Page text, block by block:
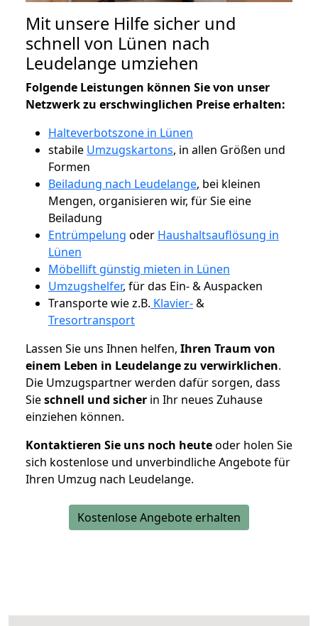
Mit unsere Hilfe sicher und
schnell von Lünen nach
Leudelange umziehen
Folgende Leistungen können Sie von unser
Netzwerk zu erschwinglichen Preise erhalten:
Halteverbotszone in Lünen
stabile Umzugskartons, in allen Größen und
Formen
Beiladung nach Leudelange, bei kleinen
Mengen, organisieren wir, für Sie eine
Beiladung
Entrümpelung oder Haushaltsauflösung in
Lünen
Möbellift günstig mieten in Lünen
Umzugshelfer, für das Ein- & Auspacken
Transporte wie z.B. Klavier-&
Tresortransport
Lassen Sie uns Ihnen helfen, Ihren Traum von
einem Leben in Leudelange zu verwirklichen.
Die Umzugspartner werden dafür sorgen, dass
Sieschnell und sicher in Ihr neues Zuhause
einziehen können.
Kontaktieren Sie uns noch heuteoder holen Sie
sich kostenlose und unverbindliche Angebote für
Ihren Umzug nach Leudelange.
Kostenlose Angebote erhalten